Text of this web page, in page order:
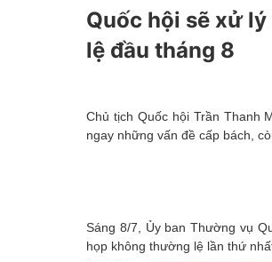
Quốc tế
Emagazine
Quốc hội sẽ xử
lệ đầu tháng 8
Chủ tịch Quốc hội Trần Thanh
ngay những vấn đề cấp bách,
Sáng 8/7, Ủy ban Thường vụ
họp không thường lệ lần thứ